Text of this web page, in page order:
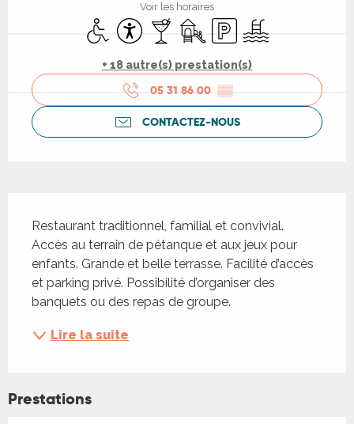
Voir les horaires
Accès handicapés
AccessibilitéBar / Buvette
Jeux pour enfants / Espace
Parking Piscine
+ 18 autre(s) prestation(s)
05 31 86 00 ▒▒
CONTACTEZ-NOUS
Restaurant traditionnel, familial et convivial.
Accès au terrain de pétanque et aux jeux pour
enfants. Grande et belle terrasse. Facilité d’accès
et parking privé. Possibilité d’organiser des
banquets ou des repas de groupe.
Lire la suite
Prestations